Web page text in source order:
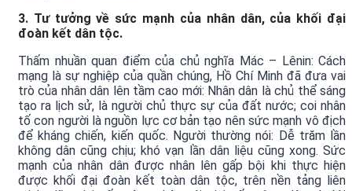
3. Tư tưởng về sức mạnh của nhân dân, của khối đại
đoàn kết dân tộc.
Thấm nhuần quan điểm của chủ nghĩa Mác – Lênin: Cách
mạng là sự nghiệp của quần chúng, Hồ Chí Minh đã đưa vai
trò của nhân dân lên tầm cao mới: Nhân dân là chủ thể sáng
tạo ra lịch sử, là người chủ thực sự của đất nước; coi nhân
tố con người là nguồn lực cơ bản tạo nên sức mạnh vô địch
để kháng chiến, kiến quốc. Người thường nói: Dễ trăm lần
không dân cũng chịu; khó vạn lần dân liệu cũng xong. Sức
mạnh của nhân dân được nhân lên gấp bội khi thực hiện
được khối đại đoàn kết toàn dân tộc, trên nền tảng liên